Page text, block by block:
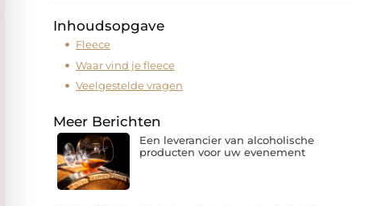
Inhoudsopgave
Fleece
Waar vind je fleece
Veelgestelde vragen
Meer Berichten
Een leverancier van alcoholische
producten voor uw evenement